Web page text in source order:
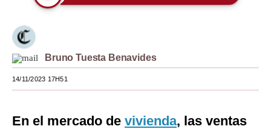
Moda
Estilos
Mundo
EEUU
Bruno Tuesta Benavides
14/11/2023 17H51
En el mercado de vivienda, las ventas